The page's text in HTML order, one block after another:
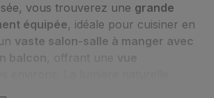
vous trouverez une grande
équipée, idéale pour cuisiner en
vaste salon-salle à manger avec